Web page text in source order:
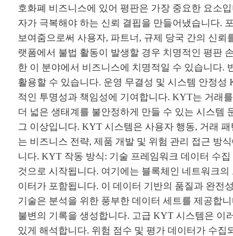
호화폐 비즈니스에 있어 평판은 가장 중요한 요소
자가 극복해야 하는 신뢰 결핍을 만들어냈습니다.
보여줌으로써 사용자, 파트너, 규제 당국 간의 신
랫폼에서 불법 활동이 발생할 경우 치명적인 평판
한 이 분야에서 비즈니스에 치명적일 수 있습니다.
활용할 수 있습니다. 운영 무결성 및 시스템 안정
적인 투명성과 책임성에 기여합니다. KYT는 거래
더 넓은 생태계를 불안정하게 만들 수 있는 시스템
그 이상입니다. KYT 시스템은 사용자 행동, 거래
는 비즈니스 전략, 제품 개발 및 위험 관리 접근 방
니다. KYT 작동 방식: 기술 프레임워크 데이터 수
것으로 시작됩니다. 여기에는 블록체인 네트워크
이터가 포함됩니다. 이 데이터 기반의 품질과 완전
기술은 분석을 위한 풍부한 데이터 세트를 제공합
불변의 기록을 생성합니다. 고급 KYT 시스템은 이
있게 해석합니다. 위험 점수 및 평가 데이터가 수